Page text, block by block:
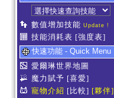
數值增加技能 Update !
技能消耗表 [強度表]
快速功能 - Quick Menu
愛爾琳世界地圖
魔力賦予 [喜愛]
寵物介紹 [比較] [夥伴]